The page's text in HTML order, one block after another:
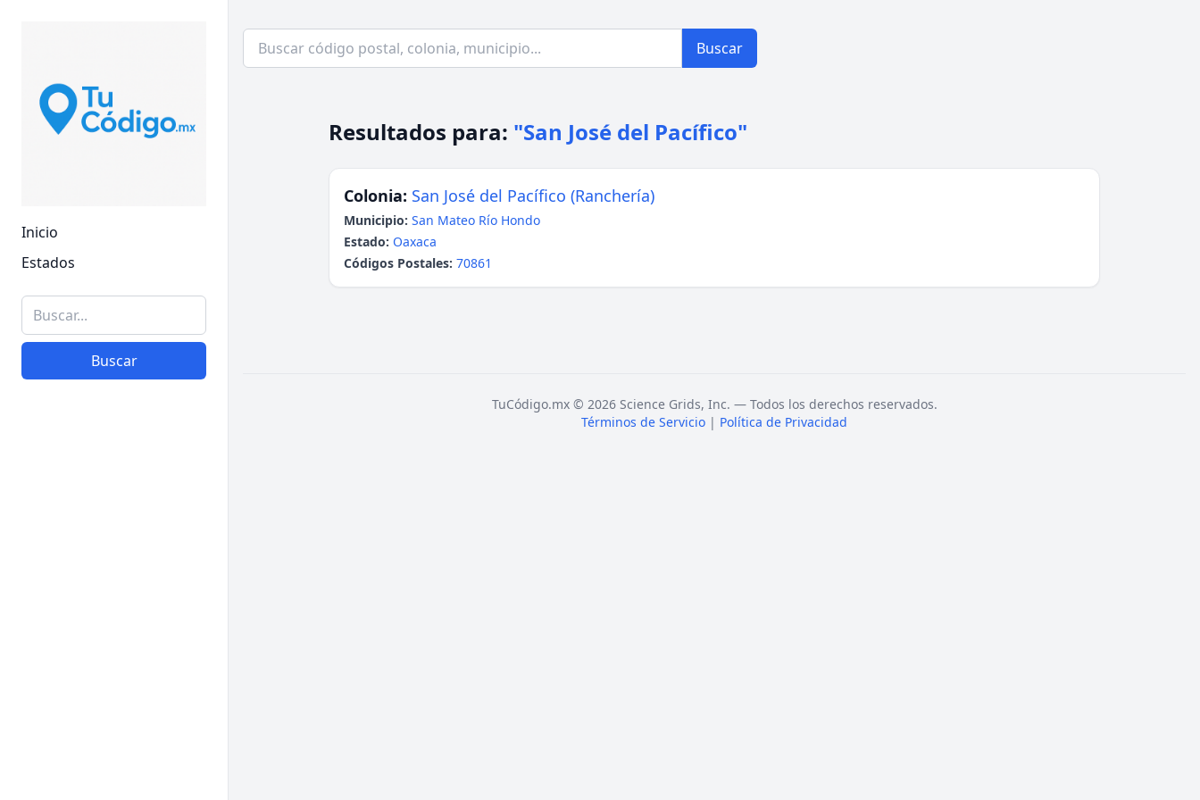
Inicio
Estados
Buscar
Buscar
Resultados para: "San José del Pacífico"
Colonia: San José del Pacífico (Ranchería)
Municipio: San Mateo Río Hondo
Estado: Oaxaca
Códigos Postales: 70861
TuCódigo.mx © 2026 Science Grids, Inc. — Todos los derechos reservados.
Términos de Servicio | Política de Privacidad